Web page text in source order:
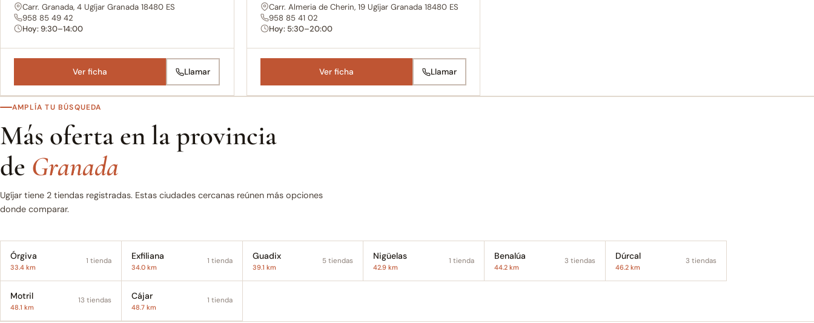
Carr. Granada, 4 Ugíjar Granada 18480 ES
958 85 49 42
Hoy: 9:30–14:00
Ver ficha Llamar
Carr. Almeria de Cherin, 19 Ugíjar Granada 18480 ES
958 85 41 02
Hoy: 5:30–20:00
Ver ficha Llamar
AMPLÍA TU BÚSQUEDA
Más oferta en la provincia
de Granada
Ugíjar tiene 2 tiendas registradas. Estas ciudades cercanas reúnen más opciones
donde comparar.
Órgiva
33.4 km
1 tienda Exfiliana
34.0 km
1 tienda Guadix
39.1 km
5 tiendas Nigüelas
42.9 km
1 tienda Benalúa
44.2 km
3 tiendas Dúrcal
46.2 km
3 tiendas
Motril
48.1 km
13 tiendas Cájar
48.7 km
1 tienda